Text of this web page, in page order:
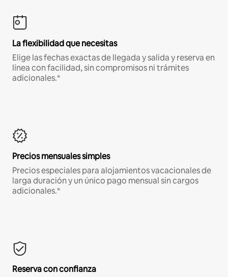
La flexibilidad que necesitas
Elige las fechas exactas de llegada y salida y reserva en
línea con facilidad, sin compromisos ni trámites
adicionales.*
Precios mensuales simples
Precios especiales para alojamientos vacacionales de
larga duración y un único pago mensual sin cargos
adicionales.*
Reserva con confianza